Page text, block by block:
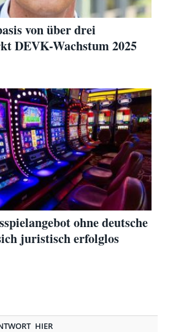
von über drei
DEVK-Wachstum 2025
ohne deutsche
juristisch erfolglos
HIER